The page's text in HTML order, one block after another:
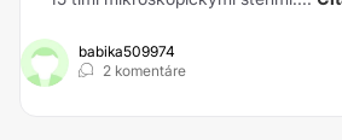
babika509974
2 komentáre